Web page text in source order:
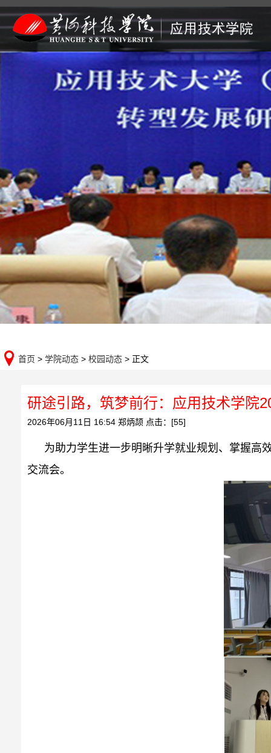
首页 > 学院动态 > 校园动态 > 正文
研途引路，筑梦前行：应用技术学院
2026年06月11日 16:54 郑炳颉 点击：[55]
为助力学生进一步明晰升学就业规划、掌握高
交流会。